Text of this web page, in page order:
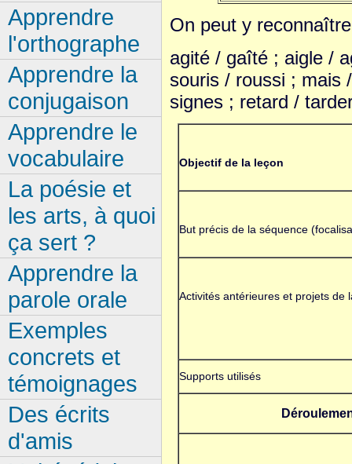
On peut y
agité / gaîté ; aigle /
souris / roussi ; mais
signes ; retard /
Objectif de la leçon
But précis de la séquence
Activités antérieures et projets de
Supports utilisés
Apprendre
l'orthographe
Apprendre la
conjugaison
Apprendre le
vocabulaire
La poésie et
les arts, à quoi
ça sert ?
Apprendre la
parole orale
Exemples
concrets et
témoignages
Des écrits
d'amis